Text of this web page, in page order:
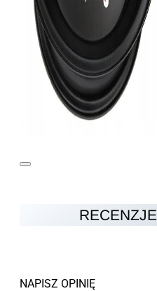
RECENZJE
NAPISZ OPINIĘ